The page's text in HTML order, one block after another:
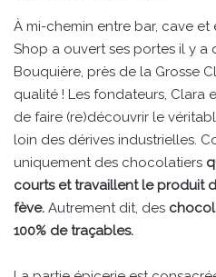
À mi-chemin entre bar, cave
Shop a ouvert ses portes il y a
Bouquière, près de la Grosse
qualité ! Les fondateurs, Clara
de faire (re)découvrir le
loin des dérives industrielles.
uniquement des chocolatiers
courts et travaillent le produit
fève. Autrement dit, des
100% de traçables.